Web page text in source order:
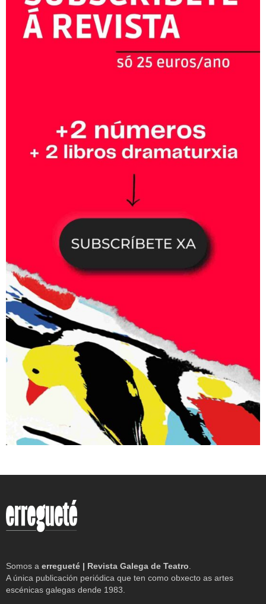
Somos a erregueté | Revista Galega de Teatro
A única publicación periódica que ten como obxecto as artes
escénicas galegas dende 1983.